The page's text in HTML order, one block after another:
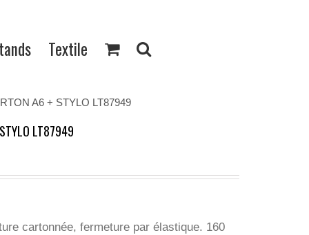
Textile
A6 + STYLO LT87949
LT87949
cartonnée, fermeture par élastique. 160